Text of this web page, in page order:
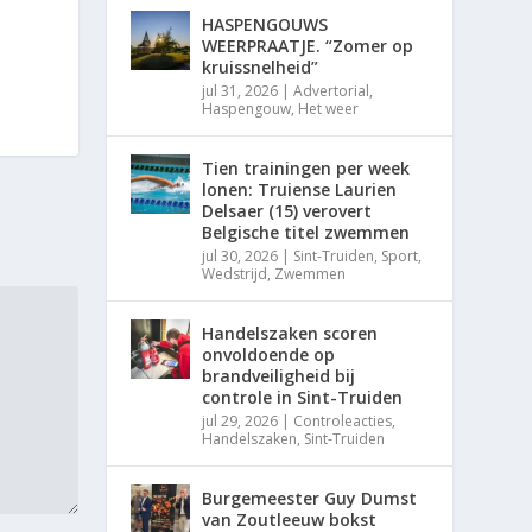
HASPENGOUWS
WEERPRAATJE. “Zomer op
kruissnelheid”
jul 31, 2026 |Advertorial,
Haspengouw, Het weer
Tien trainingen per week
lonen: Truiense Laurien
Delsaer (15) verovert
Belgische titel zwemmen
jul 30, 2026 | Sint-Truiden, Sport,
Wedstrijd, Zwemmen
Handelszaken scoren
onvoldoende op
brandveiligheid bij
controle in Sint-Truiden
jul 29, 2026 | Controleacties,
Handelszaken, Sint-Truiden
Burgemeester Guy Dumst
van Zoutleeuw bokst